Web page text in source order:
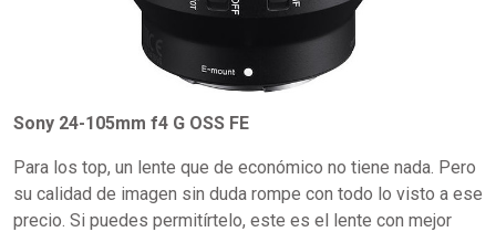
Sony 24-105mm f4 G OSS FE
Para los top, un lente que de económico no tiene nada. Pero
su calidad de imagen sin duda rompe con todo lo visto a ese
precio. Si puedes permitírtelo, este es el lente con mejor